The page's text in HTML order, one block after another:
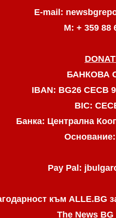
E-mail:
М: + 359 88
БАНКОВА
IBAN: BG26 CECB
BIC:
Банка: Централна
Pay Pal:
към ALLE.BG
The News